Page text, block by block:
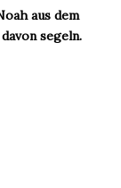
aus dem
segeln.